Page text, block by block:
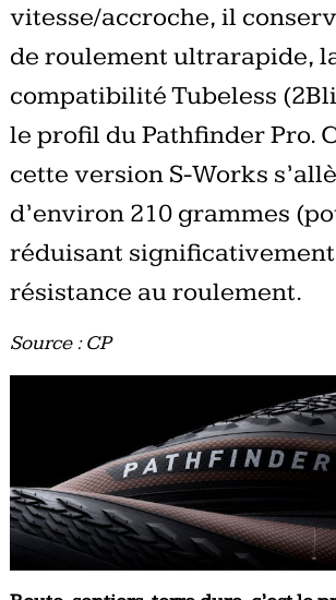
vitesse/accroche, il
de roulement ultrarapide,
compatibilité Tubeless
le profil du Pathfinder Pro.
cette version S-Works
d’environ 210 grammes
réduisant
résistance au roulement.
Source : CP